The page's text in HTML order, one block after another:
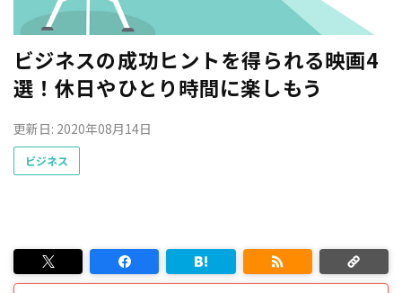
ビジネスの成功ヒントを得られる映画4
選！休日やひとり時間に楽しもう
更新日: 2020年08月14日
ビジネス